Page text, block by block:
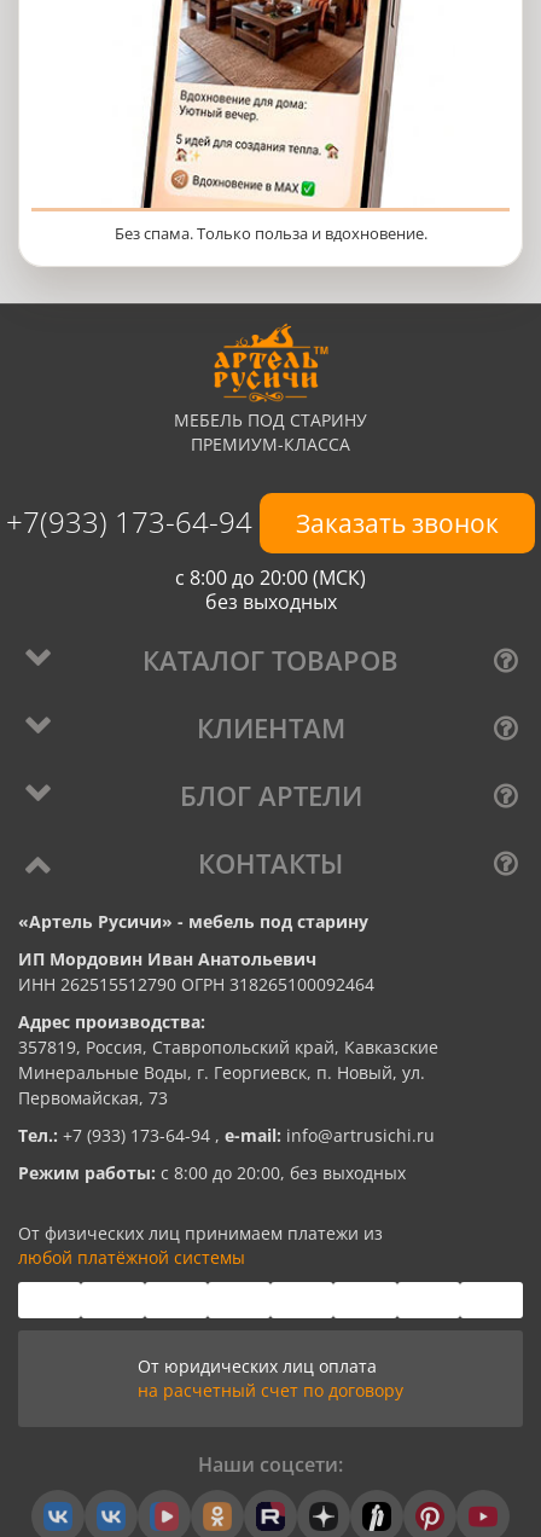
Без спама. Только польза и вдохновение.
МЕБЕЛЬ ПОД СТАРИНУ
ПРЕМИУМ-КЛАССА
+7(933) 173-64-94 Заказать звонок
с 8:00 до 20:00 (МСК)
без выходных
КАТАЛОГ ТОВАРОВ
КЛИЕНТАМ
БЛОГ АРТЕЛИ
КОНТАКТЫ
«Артель Русичи» - мебель под старину
ИП Мордовин Иван Анатольевич
ИНН 262515512790 ОГРН 318265100092464
Адрес производства:
357819, Россия, Ставропольский край, Кавказские
Минеральные Воды, г. Георгиевск, п. Новый, ул.
Первомайская, 73
Тел.: +7 (933) 173-64-94 , e-mail: info@artrusichi.ru
Режим работы: с 8:00 до 20:00, без выходных
От физических лиц принимаем платежи из
любой платёжной системы
От юридических лиц оплата
на расчетный счет по договору
Наши соцсети: